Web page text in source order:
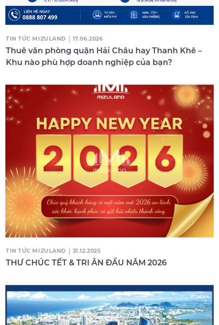
TIN TỨC MIZULAND | 17.06.2026
Thuê văn phòng quận Hải Châu hay Thanh Khê –
Khu nào phù hợp doanh nghiệp của bạn?
TIN TỨC MIZULAND | 31.12.2025
THƯ CHÚC TẾT & TRI ÂN ĐẦU NĂM 2026